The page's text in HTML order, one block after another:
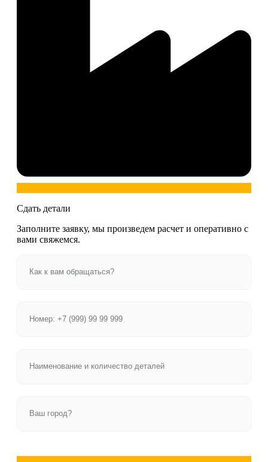
Сдать детали
Заполните заявку, мы произведем расчет и оперативно с
вами свяжемся.